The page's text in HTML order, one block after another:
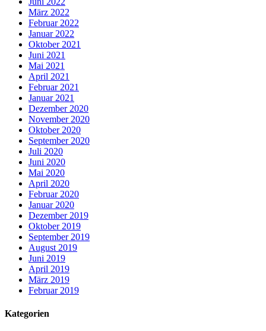
März 2022
Februar 2022
Januar 2022
Oktober 2021
Juni 2021
Mai 2021
April 2021
Februar 2021
Januar 2021
Dezember 2020
November 2020
Oktober 2020
September 2020
Juli 2020
Juni 2020
Mai 2020
April 2020
Februar 2020
Januar 2020
Dezember 2019
Oktober 2019
September 2019
August 2019
Juni 2019
April 2019
März 2019
Februar 2019
Kategorien